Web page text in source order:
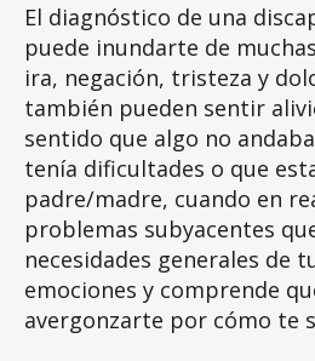
El diagnóstico de una
puede inundarte de
ira, negación, tristeza y
también pueden sentir
sentido que algo no
tenía dificultades o que
padre/madre, cuando en
problemas subyacentes
necesidades generales de
emociones y comprende
avergonzarte por cómo te